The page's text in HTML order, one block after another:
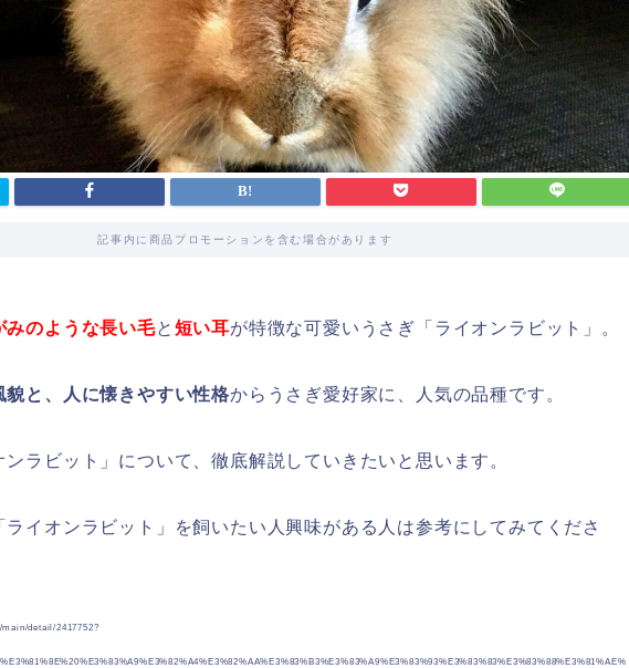
記事内に商品プロモーションを含む場合があります
みのような長い毛と 短い耳が特徴な可愛いうさぎ「ライオンラビット」。
貌と、人に懐きやすい性格からうさぎ愛好家に、人気の品種です。
ラビット」について、徹底解説していきたいと思います。
イオンラビット」を飼いたい人興味がある人は参考にしてみてくださ
detail/2417752?